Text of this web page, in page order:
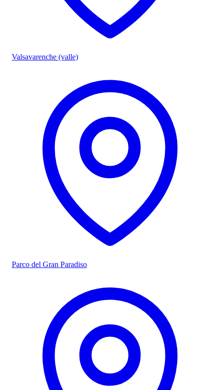
Valsavarenche (valle)
Parco del Gran Paradiso